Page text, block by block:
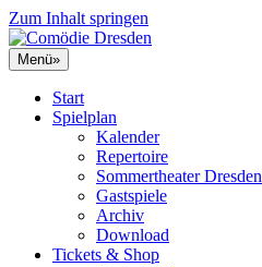
Zum Inhalt springen
Menü»
Start
Spielplan
Kalender
Repertoire
Sommertheater Dresden
Gastspiele
Archiv
Download
Tickets & Shop